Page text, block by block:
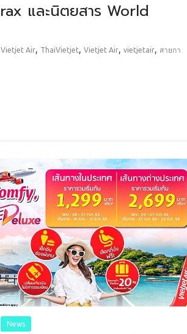
และนิตยสาร World
Vietjet Air, ThaiVietjet, Vietjet Air, vietjetair, สายกา
News